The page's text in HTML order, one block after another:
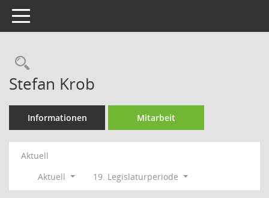
Toggle navigation
Rechercheauswahl
Stefan Krob
Informationen Mitarbeit
Aktuell
Aktuell
19. Legislaturperiode